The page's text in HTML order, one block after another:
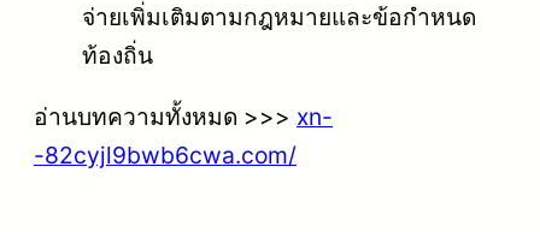
จ่ายเพิ่มเติมตามกฎหมายและข้อกำหนด
ท้องถิ่น
อ่านบทความทั้งหมด >>> xn-
-82cyjl9bwb6cwa.com/